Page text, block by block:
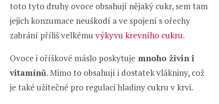
toto tyto druhy ovoce obsahují nějaký cukr, sem tam
jejich konzumace neuškodí a ve spojení s ořechy
zabrání příliš velkému výkyvu krevního cukru.
Ovoce i oříškové máslo poskytuje mnoho živin i
vitamínů. Mimo to obsahují i dostatek vlákniny, což
je také užitečné pro regulaci hladiny cukru v krvi.